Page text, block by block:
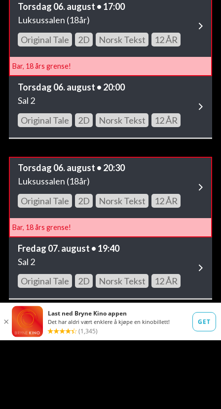
Torsdag 06. august • 17:00
Luksussalen (18år)
Original Tale
2D Norsk Tekst 12 ÅR
Bar, 18 års grense!
Torsdag 06. august • 20:00
Sal 2
Original Tale
2D Norsk Tekst 12 ÅR
Torsdag 06. august • 20:30
Luksussalen (18år)
Original Tale
2D Norsk Tekst 12 ÅR
Bar, 18 års grense!
Fredag 07. august • 19:40
Sal 2
Original Tale
2D Norsk Tekst 12 ÅR
Fredag 07. august • 20:30
Luksussalen (18år)